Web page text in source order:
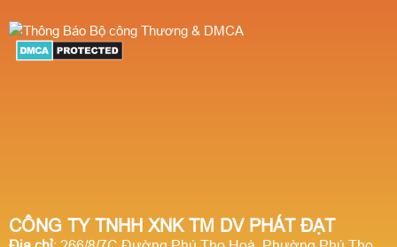
CÔNG TY TNHH XNK TM DV PHÁT ĐẠT